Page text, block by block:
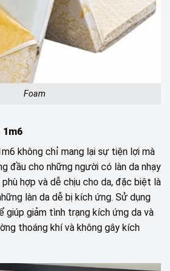
Foam
1m6
không chỉ mang lại sự tiện lợi mà
đầu cho những người có làn da nhạy
hợp và dễ chịu cho da, đặc biệt là
làn da dễ bị kích ứng. Sử dụng
giúp giảm tình trạng kích ứng da và
thoáng khí và không gây kích